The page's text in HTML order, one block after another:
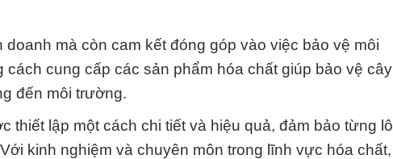
mà còn cam kết đóng góp vào việc bảo vệ môi
cung cấp các sản phẩm hóa chất giúp bảo vệ cây
đến môi trường.
thiết lập một cách chi tiết và hiệu quả, đảm bảo từng lô
kinh nghiệm và chuyên môn trong lĩnh vực hóa chất,